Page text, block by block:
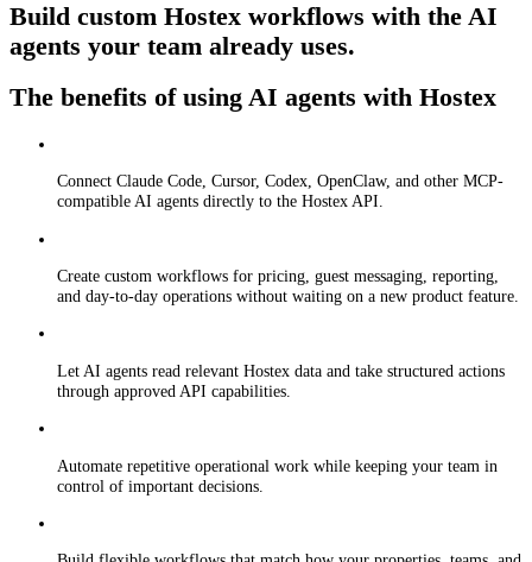
Build custom Hostex workflows with the AI
agents your team already uses.
The benefits of using AI agents with Hostex
Connect Claude Code, Cursor, Codex, OpenClaw, and other MCP-
compatible AI agents directly to the Hostex API.
Create custom workflows for pricing, guest messaging, reporting,
and day-to-day operations without waiting on a new product feature.
Let AI agents read relevant Hostex data and take structured actions
through approved API capabilities.
Automate repetitive operational work while keeping your team in
control of important decisions.